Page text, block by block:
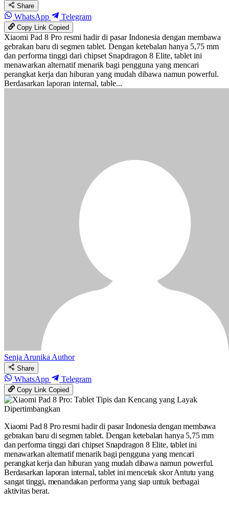
Share
WhatsApp Telegram
Copy LinkCopied
Xiaomi Pad 8 Pro resmi hadir di pasar Indonesia dengan membawa
gebrakan baru di segmen tablet. Dengan ketebalan hanya 5,75 mm
dan performa tinggi dari chipset Snapdragon 8 Elite, tablet ini
menawarkan alternatif menarik bagi pengguna yang mencari
perangkat kerja dan hiburan yang mudah dibawa namun powerful.
Berdasarkan laporan internal, table...
Senja ArunikaAuthor
Share
WhatsApp Telegram
Copy LinkCopied
Xiaomi Pad 8 Pro resmi hadir di pasar Indonesia dengan membawa
gebrakan baru di segmen tablet. Dengan ketebalan hanya 5,75 mm
dan performa tinggi dari chipset Snapdragon 8 Elite, tablet ini
menawarkan alternatif menarik bagi pengguna yang mencari
perangkat kerja dan hiburan yang mudah dibawa namun powerful.
Berdasarkan laporan internal, tablet ini mencetak skor Antutu yang
sangat tinggi, menandakan performa yang siap untuk berbagai
aktivitas berat.